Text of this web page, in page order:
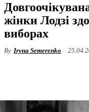
жінки Лодзі
виборах
By Iryna Semerenko